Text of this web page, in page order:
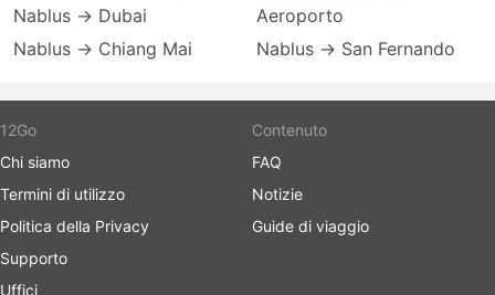
Nablus → Dubai
Nablus → Chiang Mai
Aeroporto
Nablus → San Fernando
12Go
Chi siamo
Termini di utilizzo
Politica della Privacy
Supporto
Uffici
Contenuto
FAQ
Notizie
Guide di viaggio